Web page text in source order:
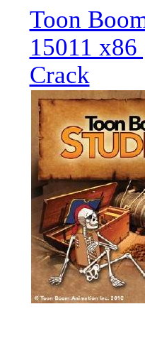
Toon
15011
Crack